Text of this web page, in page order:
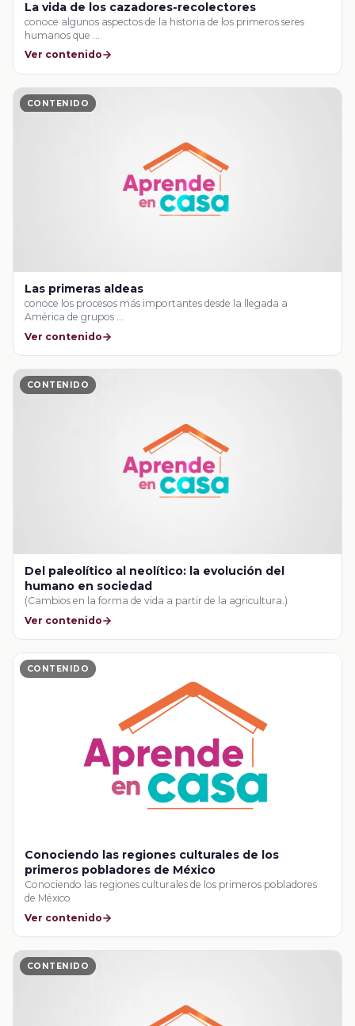
La vida de los cazadores-recolectores
conoce algunos aspectos de la historia de los primeros seres
humanos que …
Ver contenido
CONTENIDO
Las primeras aldeas
conoce los procesos más importantes desde la llegada a
América de grupos …
Ver contenido
CONTENIDO
Del paleolítico al neolítico: la evolución del
humano en sociedad
(Cambios en la forma de vida a partir de la agricultura.)
Ver contenido
CONTENIDO
Conociendo las regiones culturales de los
primeros pobladores de México
Conociendo las regiones culturales de los primeros pobladores
de México
Ver contenido
CONTENIDO